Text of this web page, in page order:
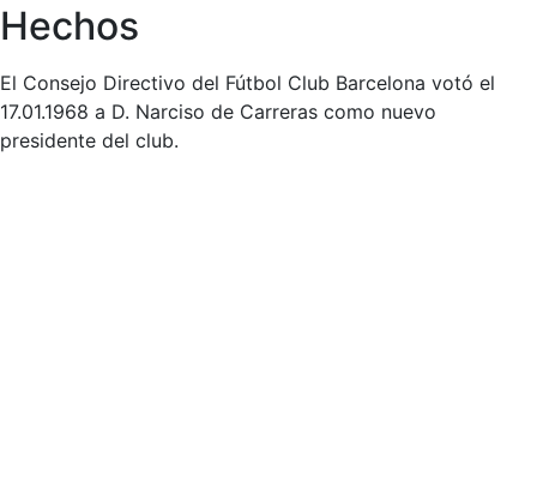
Hechos
El Consejo Directivo del Fútbol Club Barcelona votó el
17.01.1968 a D. Narciso de Carreras como nuevo
presidente del club.